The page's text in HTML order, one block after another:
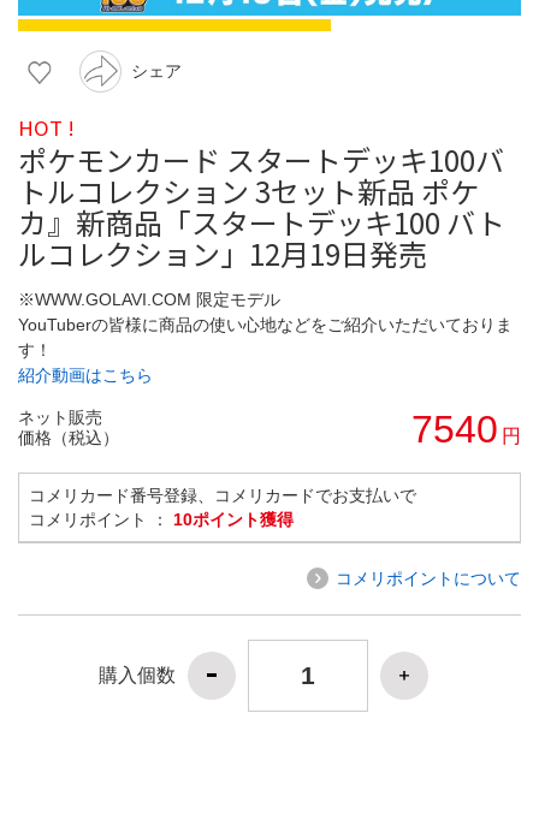
シェア
HOT !
ポケモンカード スタートデッキ100バ
トルコレクション 3セット新品 ポケ
カ』新商品「スタートデッキ100 バト
ルコレクション」12月19日発売
※WWW.GOLAVI.COM 限定モデル
YouTuberの皆様に商品の使い心地などをご紹介いただいておりま
す！
紹介動画はこちら
ネット販売
価格（税込）
7540 円
コメリカード番号登録、コメリカードでお支払いで
コメリポイント ： 10ポイント獲得
コメリポイントについて
購入個数